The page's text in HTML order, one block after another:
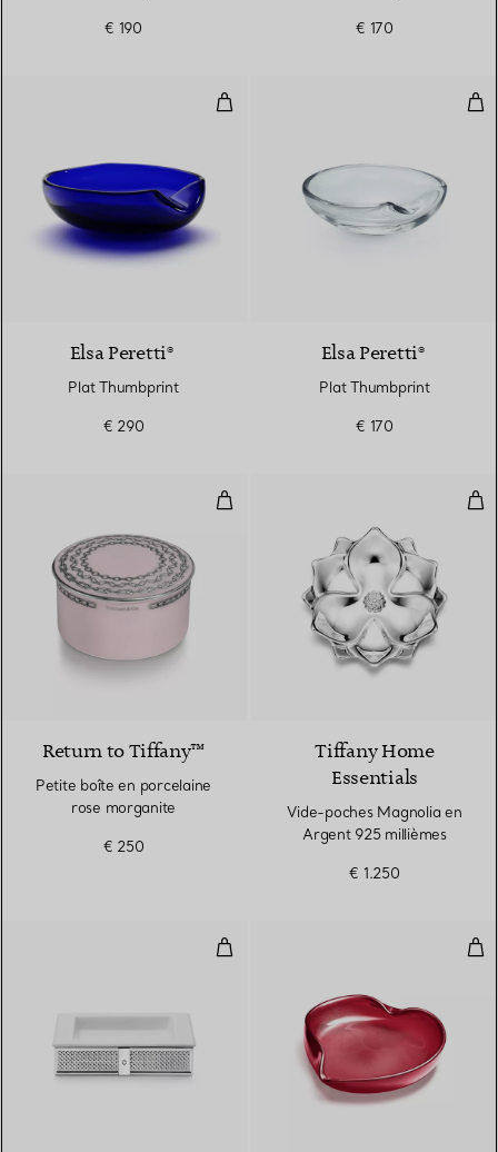
€ 190 € 170
Plat Thumbprint
Elsa Peretti®
Plat Thumbprint
€ 290
Elsa Peretti®
Plat Thumbprint
€ 170
Petite boîte en porcelaine rose
Return to Tiffany™
Petite boîte en porcelaine
rose morganite
€ 250
Tiffany Home
Essentials
Vide-poches Magnolia en
Argent 925 millièmes
€ 1.250
Plat carré